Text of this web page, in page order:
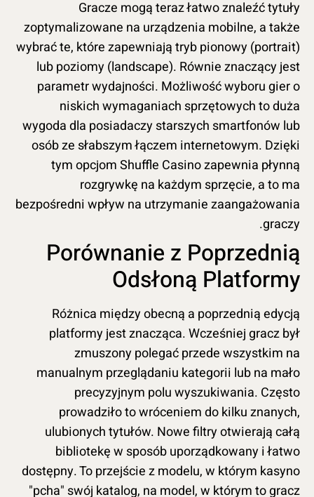
Gracze mogą teraz łatwo znaleźć tytuły
zoptymalizowane na urządzenia mobilne, a także
wybrać te, które zapewniają tryb pionowy (portrait)
lub poziomy (landscape). Równie znaczący jest
parametr wydajności. Możliwość wyboru gier o
niskich wymaganiach sprzętowych to duża
wygoda dla posiadaczy starszych smartfonów lub
osób ze słabszym łączem internetowym. Dzięki
tym opcjom Shuffle Casino zapewnia płynną
rozgrywkę na każdym sprzęcie, a to ma
bezpośredni wpływ na utrzymanie zaangażowania
graczy.
Porównanie z Poprzednią
Odsłoną Platformy
Różnica między obecną a poprzednią edycją
platformy jest znacząca. Wcześniej gracz był
zmuszony polegać przede wszystkim na
manualnym przeglądaniu kategorii lub na mało
precyzyjnym polu wyszukiwania. Często
prowadziło to wróceniem do kilku znanych,
ulubionych tytułów. Nowe filtry otwierają całą
bibliotekę w sposób uporządkowany i łatwo
dostępny. To przejście z modelu, w którym kasyno
"pcha" swój katalog, na model, w którym to gracz